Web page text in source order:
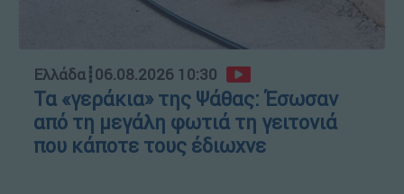
Ελλάδα┋06.08.2026 10:30
Τα «γεράκια» της Ψάθας: Έσωσαν
από τη μεγάλη φωτιά τη γειτονιά
που κάποτε τους έδιωχνε